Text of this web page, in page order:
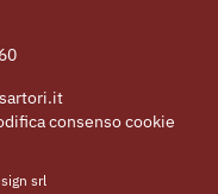
consenso cookie
srl